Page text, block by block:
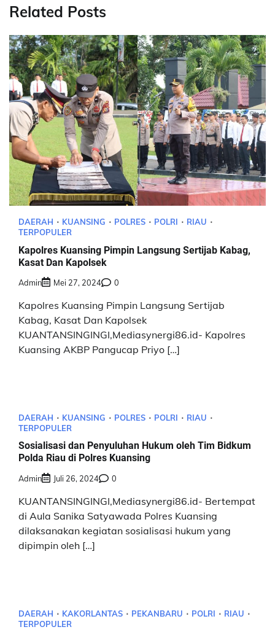
Related Posts
DAERAH KUANSING POLRES POLRI
RIAU
TERPOPULER
Kapolres Kuansing Pimpin Langsung Sertijab Kabag,
Kasat Dan Kapolsek
Admin Mei 27, 2024 0
Kapolres Kuansing Pimpin Langsung Sertijab
Kabag, Kasat Dan Kapolsek
KUANTANSINGINGI,Mediasynergi86.id- Kapolres
Kuansing AKBP Pangucap Priyo […]
DAERAH KUANSING POLRES POLRI
RIAU
TERPOPULER
Sosialisasi dan Penyuluhan Hukum oleh Tim Bidkum
Polda Riau di Polres Kuansing
Admin Juli 26, 2024 0
KUANTANSINGINGI,Mediasynergi86.id- Bertempat
di Aula Sanika Satyawada Polres Kuansing
dilaksanakan kegiatan sosialisasi hukum yang
dipimpin oleh […]
DAERAH KAKORLANTAS PEKANBARU POLRI
RIAU
TERPOPULER